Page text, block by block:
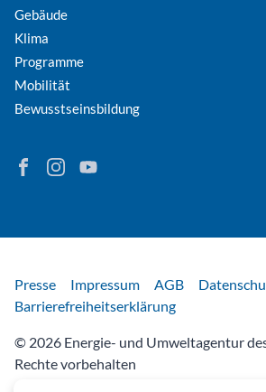
Gebäude
Klima
Programme
Mobilität
Bewusstseinsbildung
Finden Sie Energie in Niederösterreich auf
Folgen Sie Energie in
Besuchen Sie den YouTube-
Rechtliches
Presse Impressum AGB
Barrierefreiheitserklärung
© 2026 Energie- und Umweltagentur
Rechte vorbehalten